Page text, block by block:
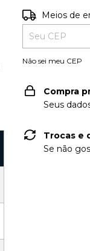
Entregas para o
Meios de
Não sei meu CEP
Compra
Seus
Trocas e
Se não